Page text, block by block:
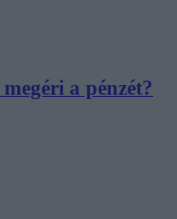
a pénzét?